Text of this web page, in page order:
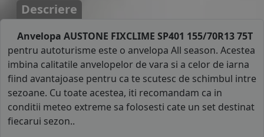
Descriere
Anvelopa AUSTONE FIXCLIME SP401 155/70R13 75T
pentru autoturisme este o anvelopa All season. Acestea
imbina calitatile anvelopelor de vara si a celor de iarna
fiind avantajoase pentru ca te scutesc de schimbul intre
sezoane. Cu toate acestea, iti recomandam ca in
conditii meteo extreme sa folosesti cate un set destinat
fiecarui sezon..